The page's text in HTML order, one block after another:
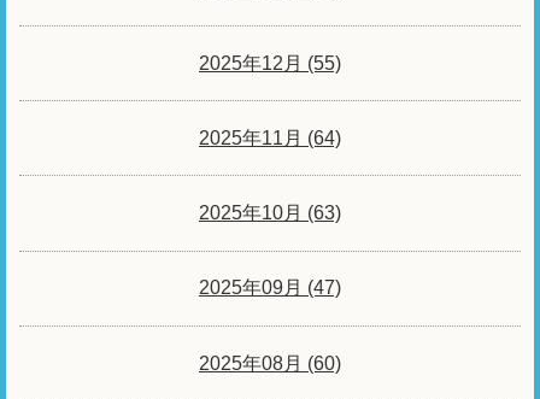
2025年12月 (55)
2025年11月 (64)
2025年10月 (63)
2025年09月 (47)
2025年08月 (60)